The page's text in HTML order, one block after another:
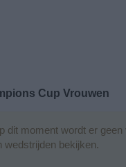
Cup Vrouwen
dit moment wordt er
wedstrijden bekijken.